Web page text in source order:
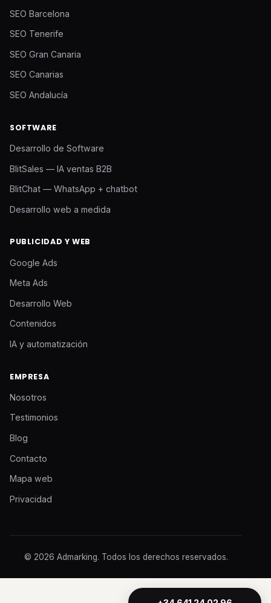
SEO Barcelona
SEO Tenerife
SEO Gran Canaria
SEO Canarias
SEO Andalucía
SOFTWARE
Desarrollo de Software
BlitSales — IA ventas B2B
BlitChat — WhatsApp + chatbot
Desarrollo web a medida
PUBLICIDAD Y WEB
Google Ads
Meta Ads
Desarrollo Web
Contenidos
IA y automatización
EMPRESA
Nosotros
Testimonios
Blog
Contacto
Mapa web
Privacidad
© 2026 Admarking. Todos los derechos reservados.